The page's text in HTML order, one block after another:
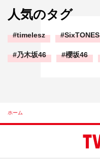
人気のタグ
timelesz SixTONES
乃木坂46 櫻坂46
ホーム